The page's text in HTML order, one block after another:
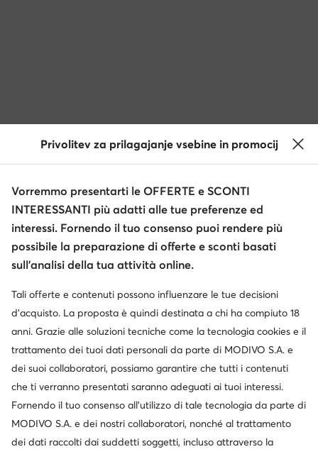
Privolitev za prilagajanje vsebine in promocij
Vorremmo presentarti le OFFERTE e SCONTI
INTERESSANTI più adatti alle tue preferenze ed
interessi. Fornendo il tuo consenso puoi rendere più
possibile la preparazione di offerte e sconti basati
sull’analisi della tua attività online.
Tali offerte e contenuti possono influenzare le tue decisioni
d’acquisto. La proposta è quindi destinata a chi ha compiuto 18
anni. Grazie alle soluzioni tecniche come la tecnologia cookies e il
trattamento dei tuoi dati personali da parte di MODIVO S.A. e
dei suoi collaboratori, possiamo garantire che tutti i contenuti
che ti verranno presentati saranno adeguati ai tuoi interessi.
Fornendo il tuo consenso all’utilizzo di tale tecnologia da parte di
MODIVO S.A. e dei nostri collaboratori, nonché al trattamento
dei dati raccolti dai suddetti soggetti, incluso attraverso la